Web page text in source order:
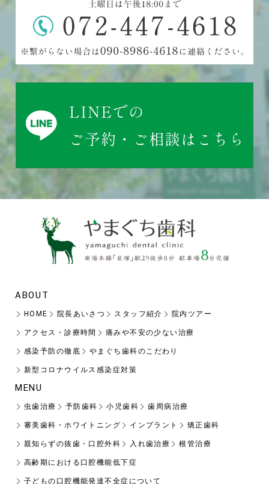
ABOUT
HOME 院長あいさつ スタッフ紹介 院内ツアー
アクセス・診療時間 痛みや不安の少ない治療
感染予防の徹底 やまぐち歯科のこだわり
新型コロナウイルス感染症対策
MENU
虫歯治療 予防歯科 小児歯科 歯周病治療
審美歯科・ホワイトニング インプラント 矯正歯科
親知らずの抜歯・口腔外科 入れ歯治療 根管治療
高齢期における口腔機能低下症
子どもの口腔機能発達不全症について